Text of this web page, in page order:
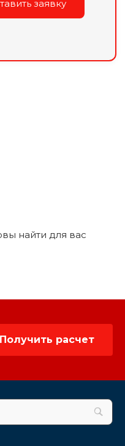
заявку
найти для вас
Получить расчет